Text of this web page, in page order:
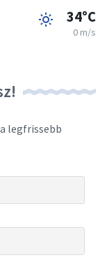
34°C
0 m/s
legfrissebb